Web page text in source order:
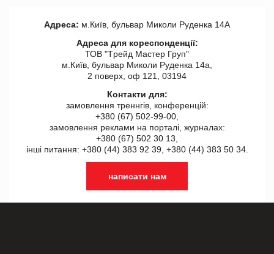
Адреса: м.Київ, бульвар Миколи Руденка 14А
Адреса для кореспонденції:
ТОВ "Tрейд Мастер Груп"
м.Київ, бульвар Миколи Руденка 14а,
2 поверх, оф 121, 03194
Контакти для:
замовлення треннгів, конференцій:
+380 (67) 502-99-00,
замовлення реклами на порталі, журналах:
+380 (67) 502 30 13,
інші питання: +380 (44) 383 92 39, +380 (44) 383 50 34.
написати нам